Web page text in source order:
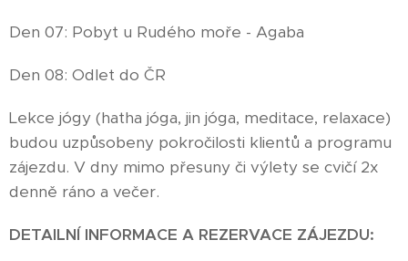
Den 07: Pobyt u Rudého moře - Agaba
Den 08: Odlet do ČR
Lekce jógy (hatha jóga, jin jóga, meditace, relaxace)
budou uzpůsobeny pokročilosti klientů a programu
zájezdu. V dny mimo přesuny či výlety se cvičí 2x
denně ráno a večer.
DETAILNÍ INFORMACE A REZERVACE ZÁJEZDU: